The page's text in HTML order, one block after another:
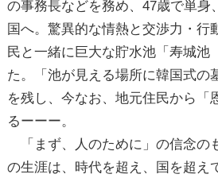
の事務長などを務め、47歳で単身
国へ。驚異的な情熱と交渉力・行
民と一緒に巨大な貯水池「寿城池
た。「池が見える場所に韓国式の
を残し、今なお、地元住民から「
るーーー。
「まず、人のために」の信念の
の生涯は、時代を超え、国を超え